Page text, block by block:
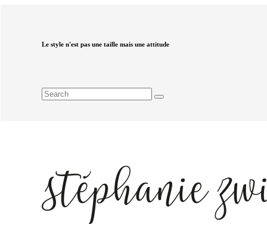
Le style n'est pas une taille mais une attitude